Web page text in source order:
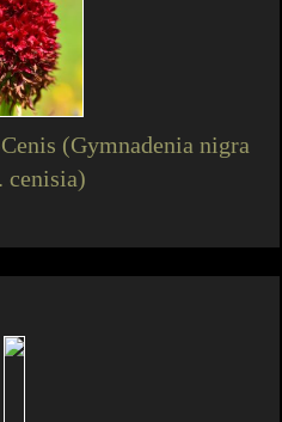
(Gymnadenia nigra
cenisia)